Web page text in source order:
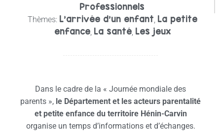
Professionnels
Thèmes: L'arrivée d'un enfant La petite
enfance La santé Les jeux
Dans le cadre de la « Journée mondiale des
parents », le Département et les acteurs parentalité
et petite enfance du territoire Hénin-Carvin
organise un temps d’informations et d’échanges.